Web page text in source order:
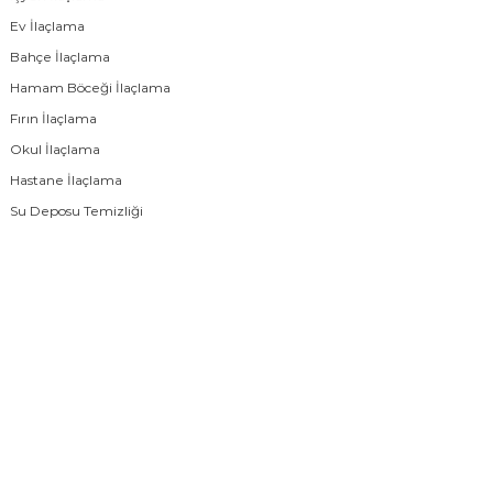
Ev İlaçlama
Bahçe İlaçlama
Hamam Böceği İlaçlama
Fırın İlaçlama
Okul İlaçlama
Hastane İlaçlama
Su Deposu Temizliği